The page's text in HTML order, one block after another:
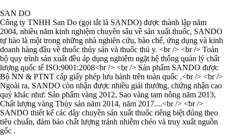
SAN DO
Công ty TNHH San Do (gọi tắt là SANDO) được thành lập năm
2004, nhiều năm kinh nghiệm chuyên sâu về sản xuất thuốc, SANDO
tự hào là một trong những nhà nghiên cứu, bào chế, ứng dụng và kinh
doanh hàng đầu về thuốc thủy sản và thuốc thú y. <br /> <br /> Toàn
bộ quy trình sản xuất đều áp dụng nghiêm ngặt hệ thống quản lý chất
lượng quốc tế ISO:9001:2008<br /> <br /> Sản phẩm SANDO được
Bộ NN & PTNT cấp giấy phép lưu hành trên toàn quốc .<br /> <br />
Ngoài ra, SANDO còn nhận được nhiều giải thưởng, chứng nhận cao
quý khác như: Sản phẩm vàng 2012, Sao vàng tam nông năm 2013,
Chất lượng vàng Thủy sản năm 2014, năm 2017....<br /> <br />
SANDO thiết kế các dây chuyền sản xuất thuốc riêng biệt đúng theo
tiêu chuẩn, đảm bảo chất lượng tránh nhiễm chéo và truy xuất nguồn
gốc .